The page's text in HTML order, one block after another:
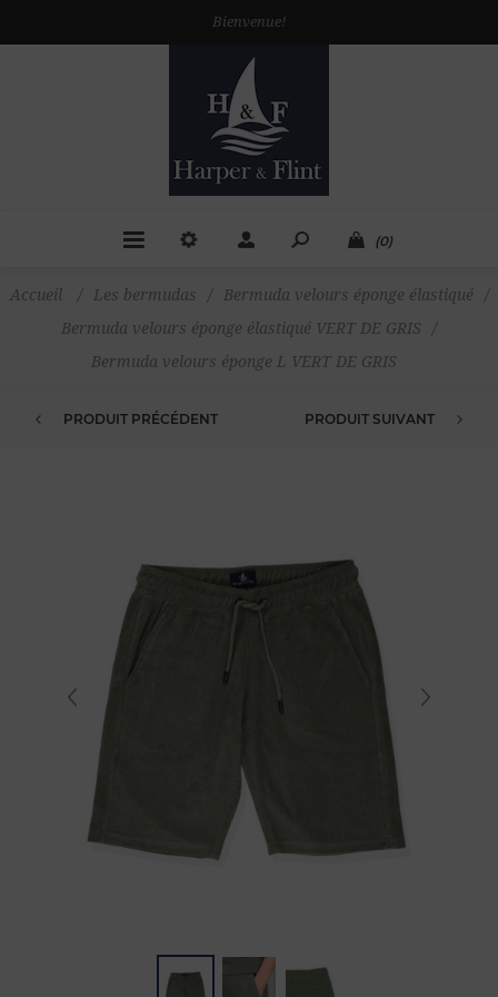
Bienvenue!
(0)
Accueil / Les bermudas / Bermuda velours éponge élastiqué
/
Bermuda velours éponge élastiqué VERT DE GRIS
/
Bermuda velours éponge L VERT DE GRIS
PRODUIT PRÉCÉDENT PRODUIT SUIVANT